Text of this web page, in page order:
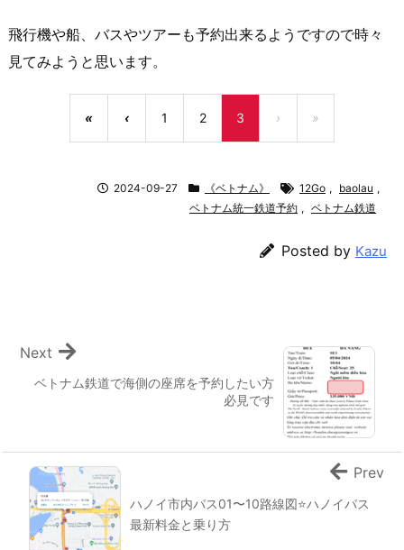
飛行機や船、バスやツアーも予約出来るようですので時々
見てみようと思います。
« ‹ 1 2 3 › »
2024-09-27 《ベトナム》 12Go , baolau ,
ベトナム統一鉄道予約 , ベトナム鉄道
Posted by Kazu
ベトナム鉄道で海側の座席を予約したい方
必見です
Next
ハノイ市内バス01〜10路線図⭐ハノイバス
最新料金と乗り方
Prev